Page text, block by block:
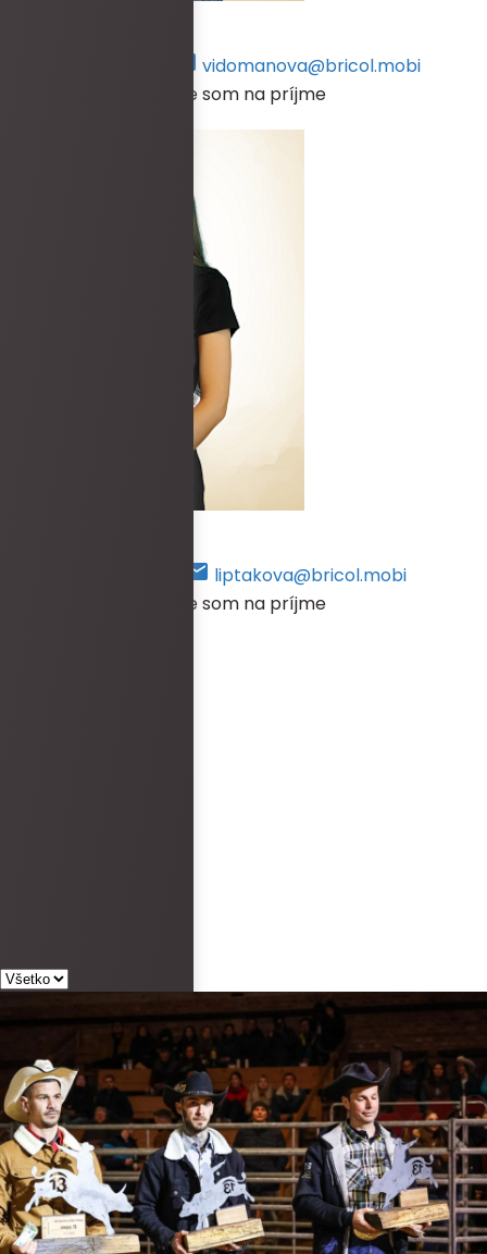
vidomanova@bricol.mobi
V prípade, že práve nie som na príjme
liptakova@bricol.mobi
V prípade, že práve nie som na príjme